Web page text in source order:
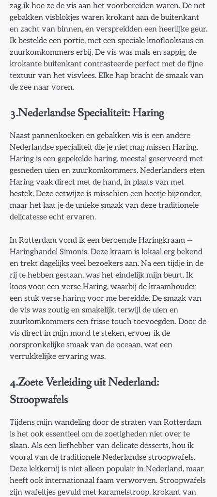
zag ik hoe ze de vis aan het voorbereiden waren. De net
gebakken visblokjes waren krokant aan de buitenkant
en zacht van binnen, en verspreidden een heerlijke geur.
Ik bestelde een portie, met een speciale knoflooksaus en
zuurkomkommers erbij. De vis was mals en sappig, de
krokante buitenkant contrasteerde perfect met de fijne
textuur van het visvlees. Elke hap bracht de smaak van
de zee naar voren.
3.Nederlandse Specialiteit: Haring
Naast pannenkoeken en gebakken vis is een andere
Nederlandse specialiteit die je niet mag missen Haring.
Haring is een gepekelde haring, meestal geserveerd met
gesneden uien en zuurkomkommers. Nederlanders eten
Haring vaak direct met de hand, in plaats van met
bestek. Deze eetwijze is misschien een beetje bijzonder,
maar het laat je de unieke smaak van deze traditionele
delicatesse echt ervaren.
In Rotterdam vond ik een beroemde Haringkraam —
Haringhandel Simonis. Deze kraam is lokaal erg bekend
en trekt dagelijks veel bezoekers aan. Na een tijdje in de
rij te hebben gestaan, was het eindelijk mijn beurt. Ik
koos voor een verse Haring, waarbij de kraamhouder
een stuk verse haring voor me bereidde. De smaak van
de vis was zoutig en smakelijk, terwijl de uien en
zuurkomkommers een frisse touch toevoegden. Door de
vis direct in mijn mond te steken, ervoer ik de
oorspronkelijke smaak van de oceaan, wat een
verrukkelijke ervaring was.
4.Zoete Verleiding uit Nederland:
Stroopwafels
Tijdens mijn wandeling door de straten van Rotterdam
is het ook essentieel om de zoetigheden niet over te
slaan. Als een liefhebber van delicate desserts, hou ik
vooral van de traditionele Nederlandse stroopwafels.
Deze lekkernij is niet alleen populair in Nederland, maar
heeft ook internationaal faam verworven. Stroopwafels
zijn wafeltjes gevuld met karamelstroop, krokant van